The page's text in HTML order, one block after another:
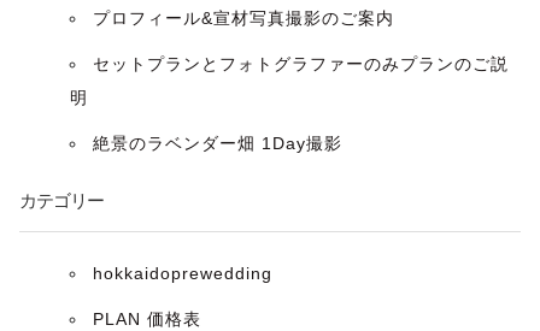
ン
プロフィール&宣材写真撮影のご案内
セットプランとフォトグラファーのみプランのご説
明
絶景のラベンダー畑 1Day撮影
カテゴリー
hokkaidoprewedding
PLAN 価格表